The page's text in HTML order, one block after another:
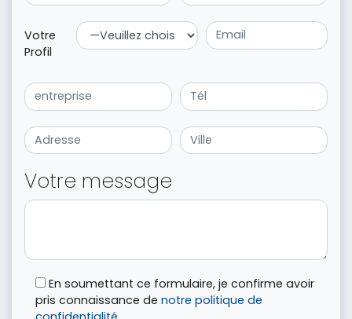
Votre
Profil
Votre message
En soumettant ce formulaire, je confirme avoir
pris connaissance denotre politique de